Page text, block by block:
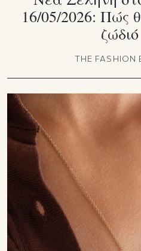
16/05/2026: Πώς
THE FASHION